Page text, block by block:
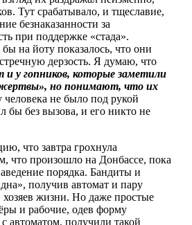
Тут срабатывало, и тщеславие,
безнаказанности за
при поддержке «стада».
на йоту показалось, что они
дерзость. Я думаю, что
у гопников, которые заметили
но понимают, что их
человека не было под рукой
бы без вызова, и его никто не
что завтра грохнула
что произошло на Донбассе, пока
порядка. Бандиты и
получив автомат и пару
хозяев жизни. Но даже простые
и рабочие, одев форму
автоматом, получили такой